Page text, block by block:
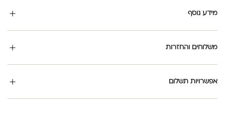
מידע נוסף
משלוחים והחזרות
אפשרויות תשלום